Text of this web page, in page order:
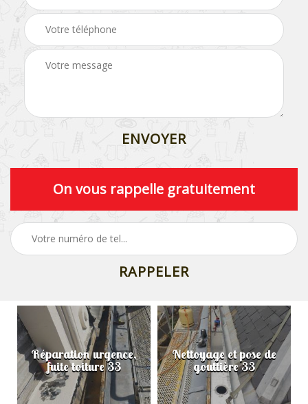
On vous rappelle gratuitement
Réparation urgence,
fuite toiture 33
Nettoyage et pose de
gouttière 33